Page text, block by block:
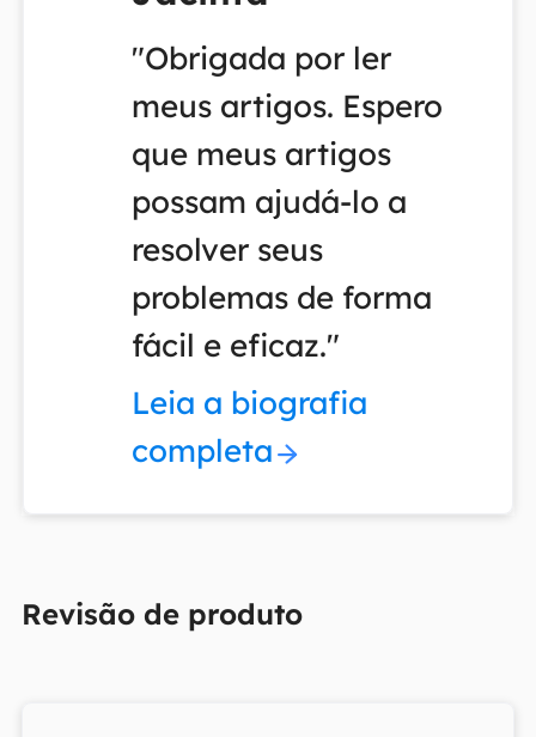
"Obrigada por ler
meus artigos. Espero
que meus artigos
possam ajudá-lo a
resolver seus
problemas de forma
fácil e eficaz."
Leia a biografia
completa
Revisão de produto